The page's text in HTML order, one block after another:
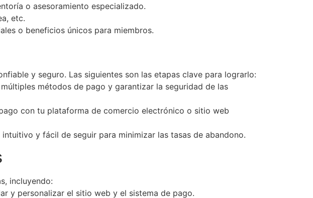
o asesoramiento especializado.
etc.
o beneficios únicos para miembros.
y seguro. Las siguientes son las etapas clave para lograrlo:
métodos de pago y garantizar la seguridad de las
con tu plataforma de comercio electrónico o sitio web
y fácil de seguir para minimizar las tasas de abandono.
incluyendo:
y personalizar el sitio web y el sistema de pago.